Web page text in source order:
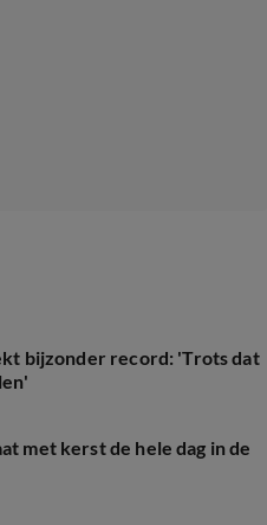
bijzonder record: 'Trots dat
met kerst de hele dag in de